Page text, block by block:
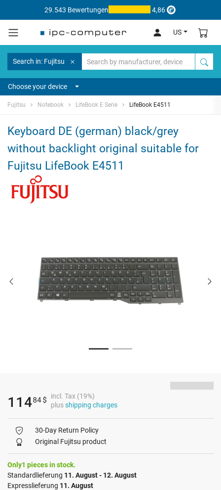
29.543 Bewertungen 4,86
US
Search in: Fujitsu
Choose your device
Fujitsu Notebook LifeBook E Serie LifeBook E4511
Keyboard DE (german) black/grey
without backlight original suitable for
Fujitsu LifeBook E4511
11484$
incl. Tax (19%)
plusshipping charges
30-Day Return Policy
Original Fujitsu product
Only1 pieces in stock.
Standardlieferung 11. August - 12. August
Expresslieferung 11. August